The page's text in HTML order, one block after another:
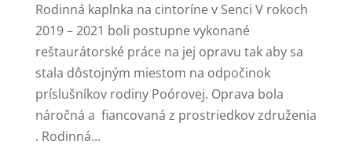
Rodinná kaplnka na cintoríne v Senci V rokoch
2019 – 2021 boli postupne vykonané
reštaurátorské práce na jej opravu tak aby sa
stala dôstojným miestom na odpočinok
príslušníkov rodiny Poórovej. Oprava bola
náročná a fiancovaná z prostriedkov združenia
. Rodinná...